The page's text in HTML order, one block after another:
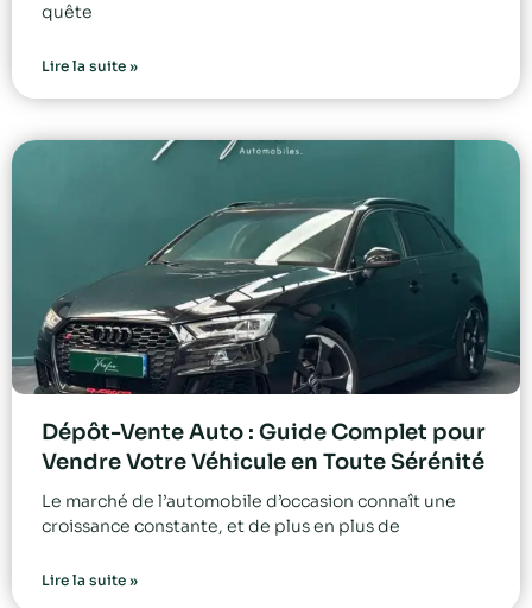
quête
Lire la suite »
Dépôt-Vente Auto : Guide Complet pour
Vendre Votre Véhicule en Toute Sérénité
Le marché de l’automobile d’occasion connaît une
croissance constante, et de plus en plus de
Lire la suite »